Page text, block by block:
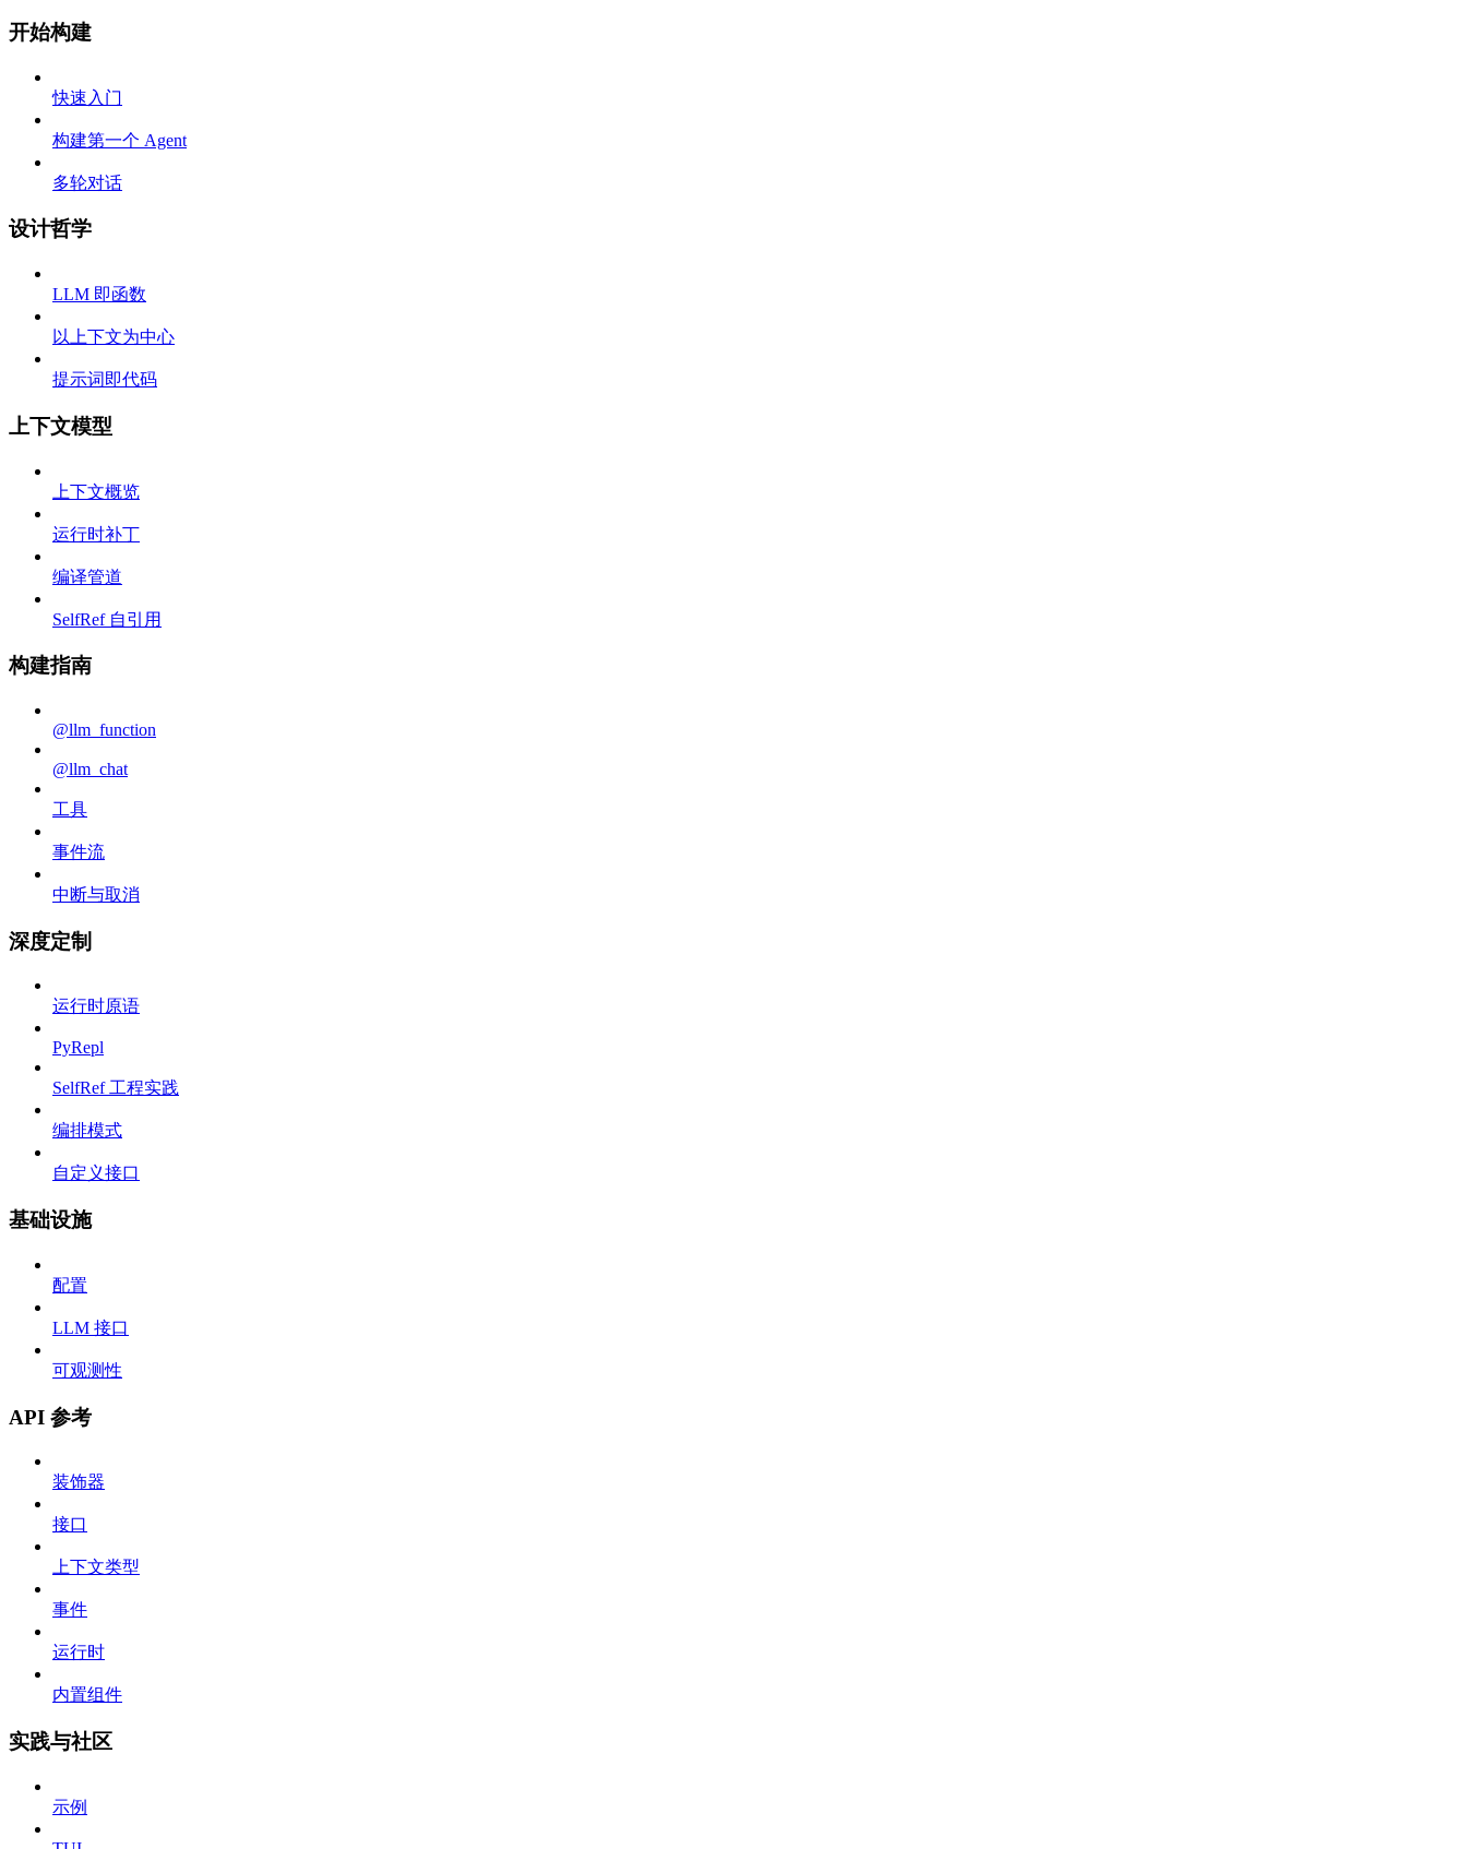
开始构建
快速入门
构建第一个 Agent
多轮对话
设计哲学
LLM 即函数
以上下文为中心
提示词即代码
上下文模型
上下文概览
运行时补丁
编译管道
SelfRef 自引用
构建指南
@llm_function
@llm_chat
工具
事件流
中断与取消
深度定制
运行时原语
PyRepl
SelfRef 工程实践
编排模式
自定义接口
基础设施
配置
LLM 接口
可观测性
API 参考
装饰器
接口
上下文类型
事件
运行时
内置组件
实践与社区
示例